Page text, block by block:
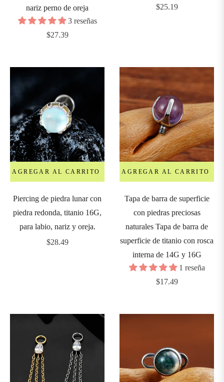
nariz perno de oreja
3 reseñas
Precio
$27.39
Precio
$25.19
AGREGAR AL CARRITO
Piercing de piedra lunar con
piedra redonda, titanio 16G,
para labio, nariz y oreja.
Precio
$28.49
AGREGAR AL CARRITO
Tapa de barra de superficie
con piedras preciosas
naturales Tapa de barra de
superficie de titanio con rosca
interna de 14G y 16G
1 reseña
Precio
$17.49